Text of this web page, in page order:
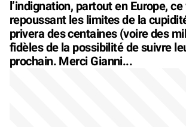
l’indignation, partout en Europe,
repoussant les limites de la
privera des centaines (voire des
fidèles de la possibilité de suivre
prochain. Merci Gianni...